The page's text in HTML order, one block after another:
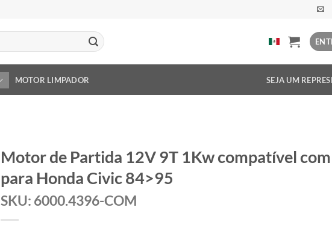
MOTOR LIMPADOR SEJA UM
Motor de Partida 12V 9T 1Kw compatível
para Honda Civic 84>95
SKU: 6000.4396-COM